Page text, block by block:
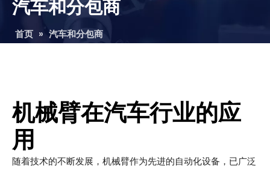
汽车和分包商
首页 » 汽车和分包商
机械臂在汽车行业的应
用
随着技术的不断发展，机械臂作为先进的自动化设备，已广泛